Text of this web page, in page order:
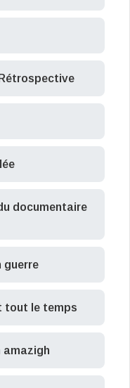
documentaire
guerre
tout le temps
amazigh